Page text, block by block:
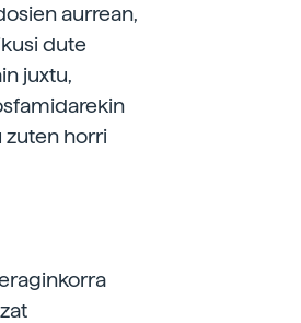
aurrean,
dute
juxtu,
zuten horri